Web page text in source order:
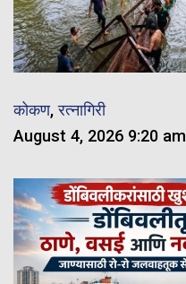
कोकण,रत्नागिरी
August 4, 2026 9:20 am